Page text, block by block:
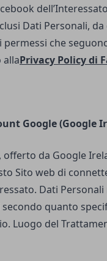
Dati Personali,
che
Privacy Policy di
Google (Google
offerto da Google
Sito web di
Dati
quanto
Luogo del